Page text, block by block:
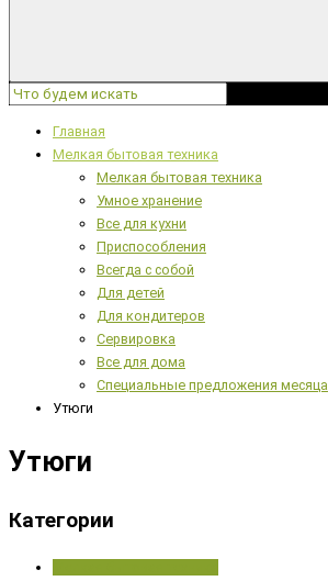
Главная
Мелкая бытовая техника
Мелкая бытовая техника
Умное хранение
Все для кухни
Приспособления
Всегда с собой
Для детей
Для кондитеров
Сервировка
Все для дома
Специальные предложения месяца
Утюги
Утюги
Категории